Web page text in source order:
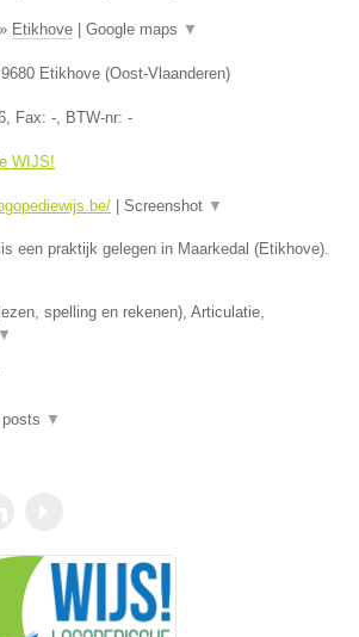
» Etikhove Google maps ▼
9680 Etikhove (Oost-Vlaanderen)
, Fax: -, BTW-nr: -
WIJS!
Screenshot ▼
een praktijk gelegen in Maarkedal (Etikhove).
spelling en rekenen), Articulatie,
▼
▼